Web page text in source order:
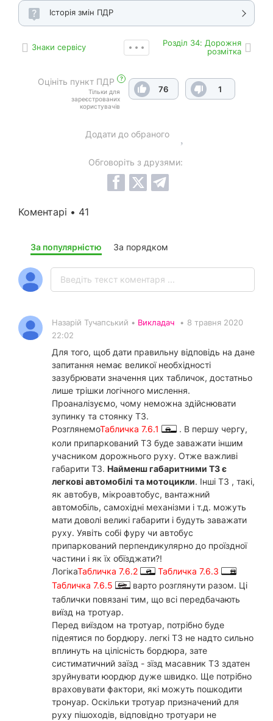
Історія змін ПДР
Знаки сервісу
Роздiл 34: Дорожня
розмітка
Оцініть пункт ПДР ?
Тільки для
зареєстрованих
користувачів
76 1
Додати до обраного
Обговоріть з друзями:
Коментарі • 41
За популярністю За порядком
Назарій Тучапський • Викладач • 8 травня 2020
22:02
Для того, щоб дати правильну відповідь на дане
запитання немає великої необхідності
зазубрювати значення цих табличок, достатньо
лише трішки логічного мислення.
Проаналізуємо, чому неможна здійснювати
зупинку та стоянку ТЗ.
РозглянемоТабличка 7.6.1
. В першу чергу,
коли припаркований ТЗ буде заважати іншим
учасником дорожнього руху. Отже важливі
габарити ТЗ. Найменш габаритними ТЗ є
легкові автомобілі та мотоцикли. Інші ТЗ , такі,
як автобув, мікроавтобус, вантажний
автомобіль, самохідні механізми і т.д. можуть
мати доволі великі габарити і будуть заважати
руху. Уявіть собі фуру чи автобус
припаркований перпендикулярно до проїздної
частини і як їх обїзджати?!
ЛогікаТабличка 7.6.2
Табличка 7.6.3
Табличка 7.6.5
варто розглянути разом. Ці
таблички повязані тим, що всі передбачають
виїзд на тротуар.
Перед виїздом на тротуар, потрібно буде
підеятися по бордюру. легкі ТЗ не надто сильно
вплинуть на цілісність бордюра, зате
систиматичний заїзд - зїзд масавник ТЗ здатен
зруйнувати юордюр дуже швидко. Ще потрібно
враховувати фактори, які можуть пошкодити
тронуар. Оскільки тротуар призначений для
руху пішоходів, відповідно тротуари не